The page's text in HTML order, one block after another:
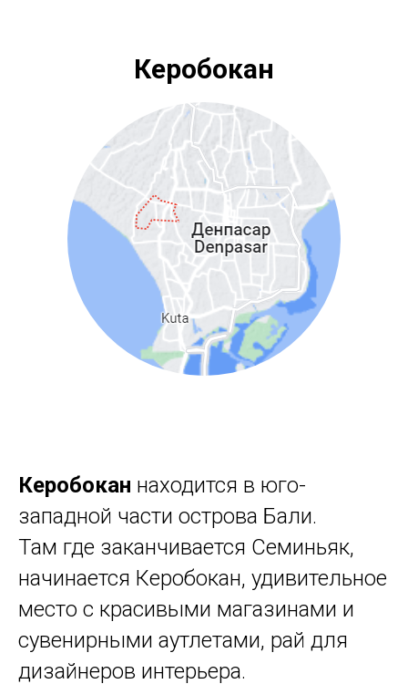
Керобокан
Керобокан находится в юго-
западной части острова Бали.
Там где заканчивается Семиньяк,
начинается Керобокан, удивительное
место с красивыми магазинами и
сувенирными аутлетами, рай для
дизайнеров интерьера.